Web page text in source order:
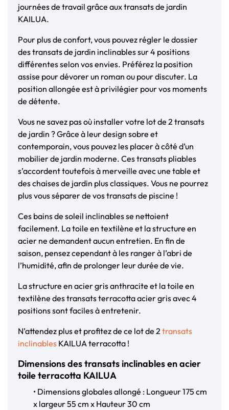
journées de travail grâce aux transats de jardin
KAILUA.
Pour plus de confort, vous pouvez régler le dossier
des transats de jardin inclinables sur 4 positions
différentes selon vos envies. Préférez la position
assise pour dévorer un roman ou pour discuter. La
position allongée est à privilégier pour vos moments
de détente.
Vous ne savez pas où installer votre lot de 2 transats
de jardin ? Grâce à leur design sobre et
contemporain, vous pouvez les placer à côté d’un
mobilier de jardin moderne. Ces transats pliables
s’accordent toutefois à merveille avec une table et
des chaises de jardin plus classiques. Vous ne pourrez
plus vous séparer de vos transats de piscine !
Ces bains de soleil inclinables se nettoient
facilement. La toile en textilène et la structure en
acier ne demandent aucun entretien. En fin de
saison, pensez cependant à les ranger à l’abri de
l’humidité, afin de prolonger leur durée de vie.
La structure en acier gris anthracite et la toile en
textilène des transats terracotta acier gris avec 4
positions sont faciles à entretenir.
N’attendez plus et profitez de ce lot de 2 transats
inclinables KAILUA terracotta !
Dimensions des transats inclinables en acier
toile terracotta KAILUA
• Dimensions globales allongé : Longueur 175 cm
x largeur 55 cm x Hauteur 30 cm